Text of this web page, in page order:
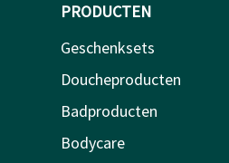
PRODUCTEN
Geschenksets
Doucheproducten
Badproducten
Bodycare